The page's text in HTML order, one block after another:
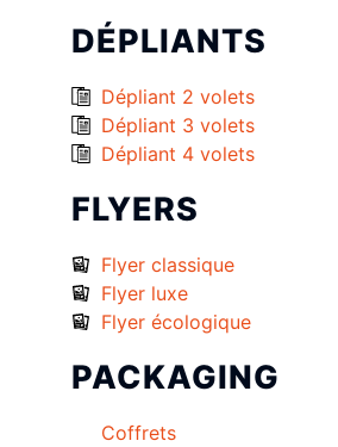
DÉPLIANTS
Dépliant 2 volets
Dépliant 3 volets
Dépliant 4 volets
FLYERS
Flyer classique
Flyer luxe
Flyer écologique
PACKAGING
Coffrets